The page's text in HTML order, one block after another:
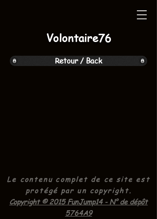
Volontaire76
Retour / Back
Le contenu complet de ce site est
protégé par un copyright.
Copyright © 2015 FunJump14 - N° de dépôt
5764A9